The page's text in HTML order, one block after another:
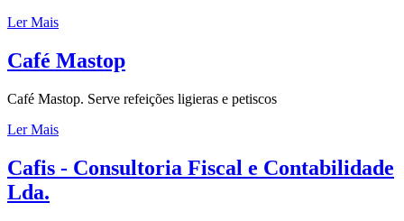
Ler Mais
Café Mastop
Café Mastop. Serve refeições ligieras e petiscos
Ler Mais
Cafis - Consultoria Fiscal e Contabilidade
Lda.